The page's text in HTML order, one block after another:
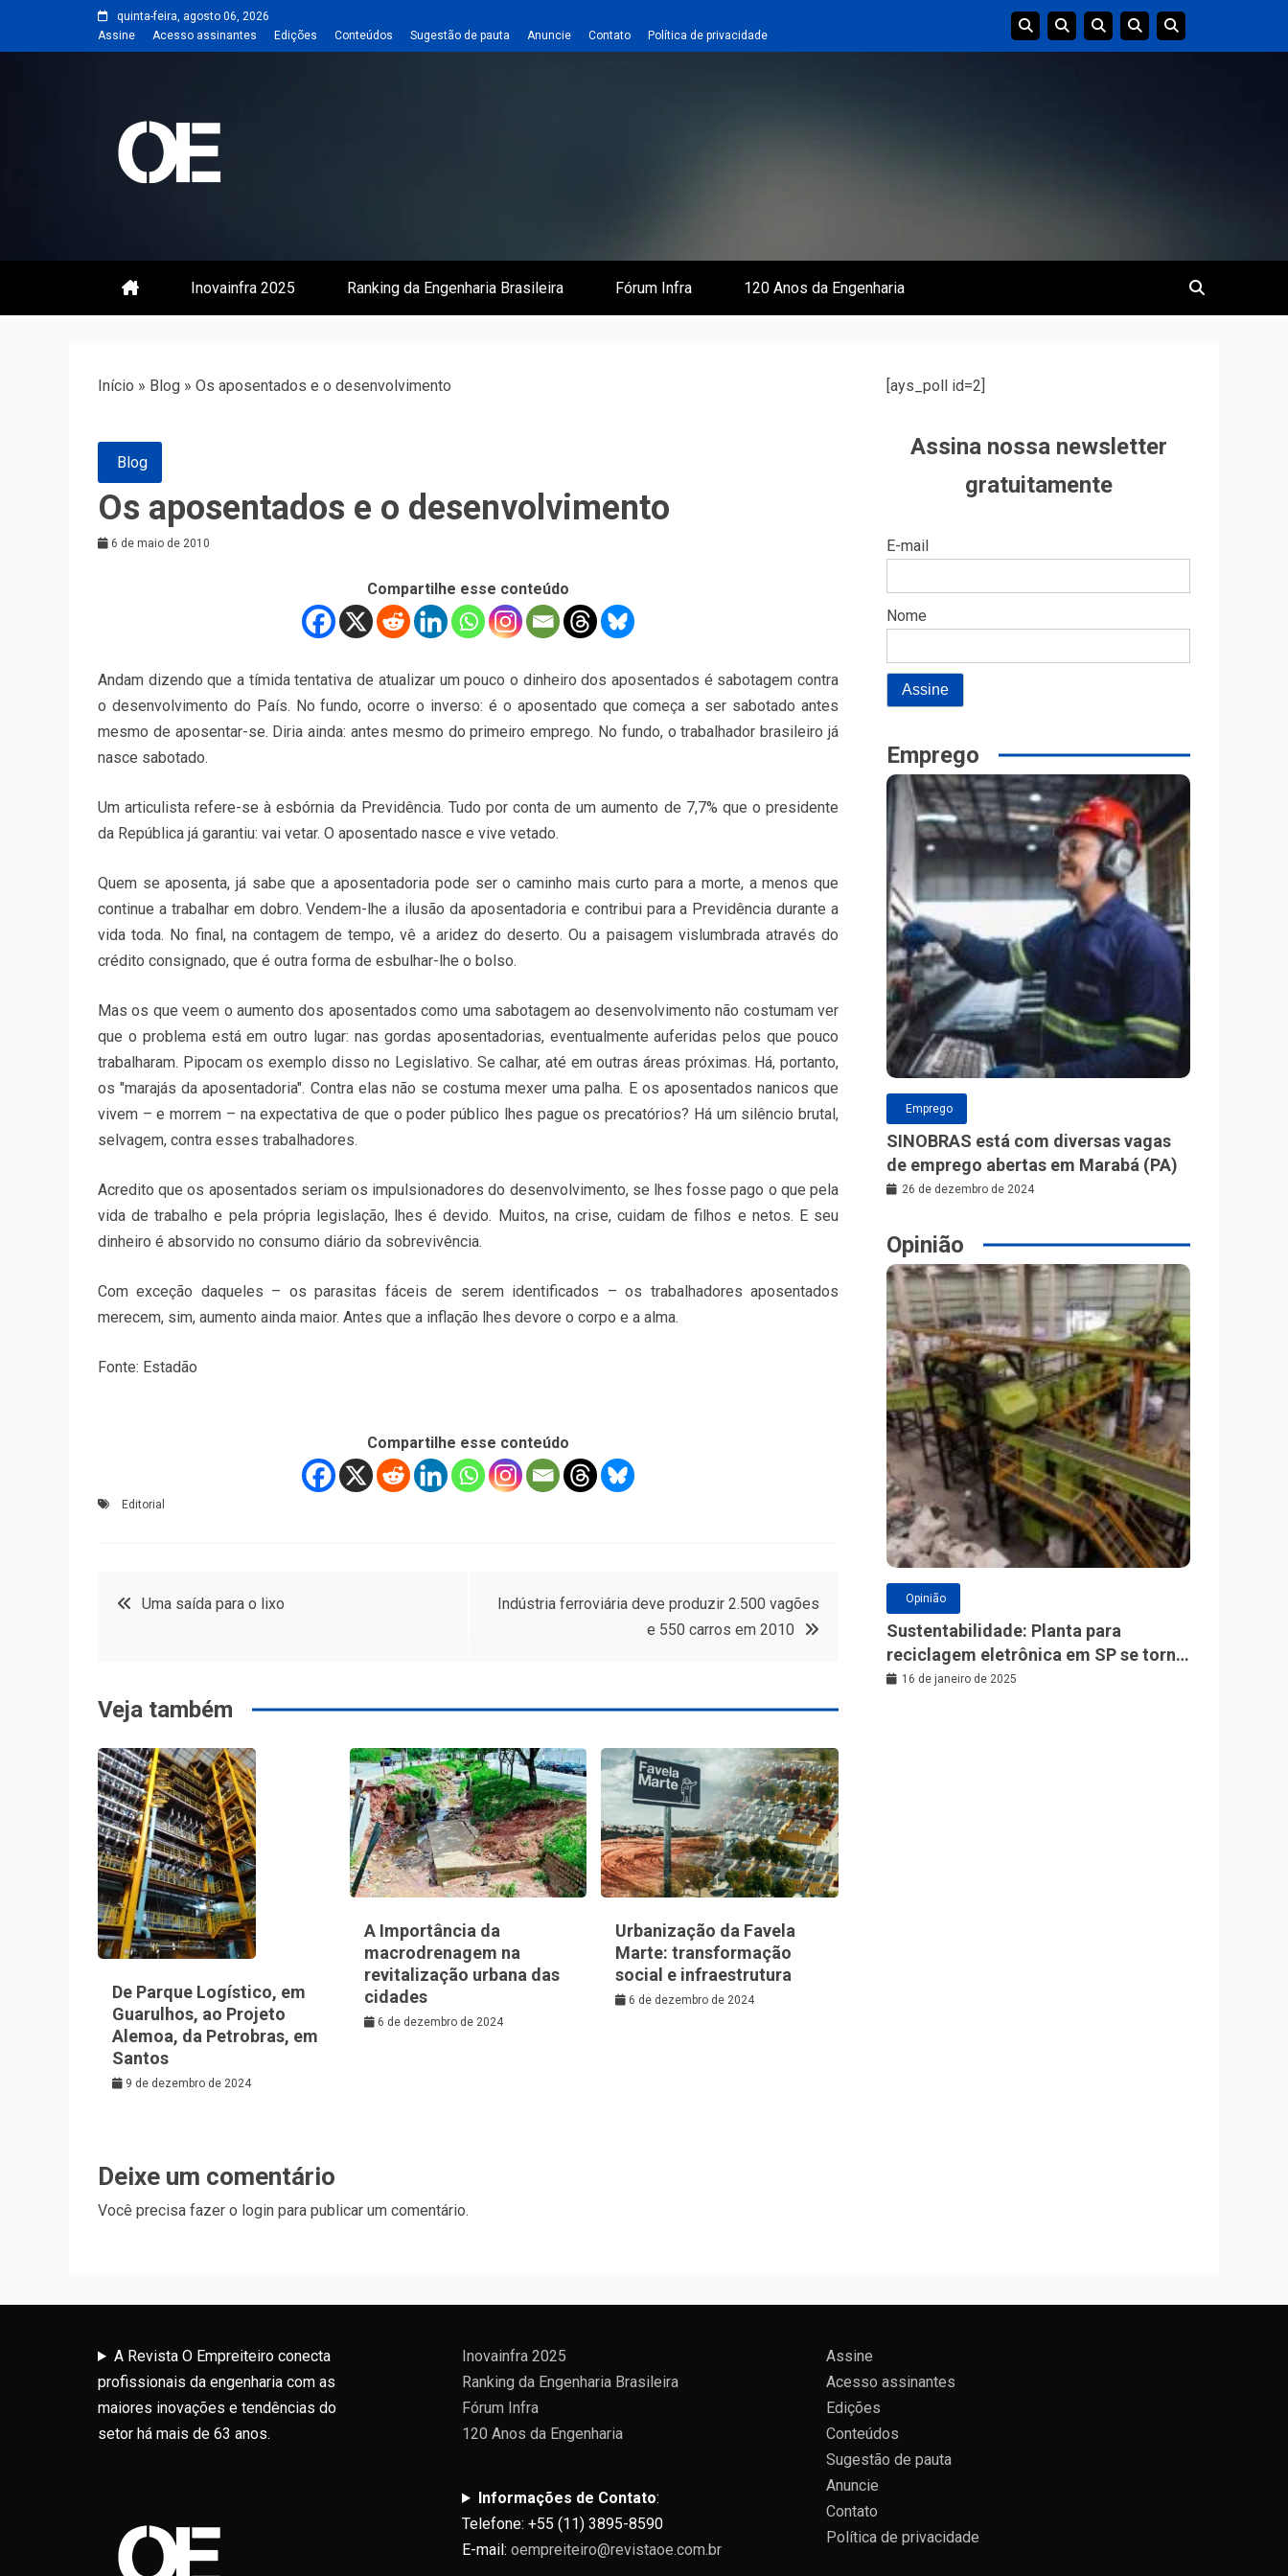
quinta-feira, agosto 06, 2026
Assine
Acesso assinantes Edições Conteúdos Sugestão de pauta Anuncie Contato Política de privacidade
Revista | O Empreiteiro
Inovainfra 2025 Ranking da Engenharia Brasileira Fórum Infra 120 Anos da Engenharia
Início » Blog » Os aposentados e o desenvolvimento
Blog
Os aposentados e o desenvolvimento
6 de maio de 2010
Compartilhe esse conteúdo
Andam dizendo que a tímida tentativa de atualizar um pouco o dinheiro dos aposentados é sabotagem contra
o desenvolvimento do País. No fundo, ocorre o inverso: é o aposentado que começa a ser sabotado antes
mesmo de aposentar-se. Diria ainda: antes mesmo do primeiro emprego. No fundo, o trabalhador brasileiro já
nasce sabotado.
Um articulista refere-se à esbórnia da Previdência. Tudo por conta de um aumento de 7,7% que o presidente
da República já garantiu: vai vetar. O aposentado nasce e vive vetado.
Quem se aposenta, já sabe que a aposentadoria pode ser o caminho mais curto para a morte, a menos que
continue a trabalhar em dobro. Vendem-lhe a ilusão da aposentadoria e contribui para a Previdência durante a
vida toda. No final, na contagem de tempo, vê a aridez do deserto. Ou a paisagem vislumbrada através do
crédito consignado, que é outra forma de esbulhar-lhe o bolso.
Mas os que veem o aumento dos aposentados como uma sabotagem ao desenvolvimento não costumam ver
que o problema está em outro lugar: nas gordas aposentadorias, eventualmente auferidas pelos que pouco
trabalharam. Pipocam os exemplo disso no Legislativo. Se calhar, até em outras áreas próximas. Há, portanto,
os "marajás da aposentadoria". Contra elas não se costuma mexer uma palha. E os aposentados nanicos que
vivem – e morrem – na expectativa de que o poder público lhes pague os precatórios? Há um silêncio brutal,
selvagem, contra esses trabalhadores.
Acredito que os aposentados seriam os impulsionadores do desenvolvimento, se lhes fosse pago o que pela
vida de trabalho e pela própria legislação, lhes é devido. Muitos, na crise, cuidam de filhos e netos. E seu
dinheiro é absorvido no consumo diário da sobrevivência.
Com exceção daqueles – os parasitas fáceis de serem identificados – os trabalhadores aposentados
merecem, sim, aumento ainda maior. Antes que a inflação lhes devore o corpo e a alma.
Fonte: Estadão
Compartilhe esse conteúdo
Editorial
Navegação
Post
Uma saída para o lixo
Indústria ferroviária deve produzir 2.500 vagões
e 550 carros em 2010
Veja também
De Parque Logístico, em
Guarulhos, ao Projeto
Alemoa, da Petrobras, em
Santos
9 de dezembro de 2024
A Importância da
macrodrenagem na
revitalização urbana das
cidades
6 de dezembro de 2024
Urbanização da Favela
Marte: transformação
social e infraestrutura
6 de dezembro de 2024
Deixe um comentário
Você precisa fazer o login para publicar um comentário.
[ays_poll id=2]
Assina nossa newsletter
gratuitamente
E-mail
Nome
Emprego
Emprego
SINOBRAS está com diversas vagas
de emprego abertas em Marabá (PA)
26 de dezembro de 2024
Opinião
Opinião
Sustentabilidade: Planta para
reciclagem eletrônica em SP se torna
a maior da América Latina
16 de janeiro de 2025
A Revista O Empreiteiro conecta
profissionais da engenharia com as
maiores inovações e tendências do
setor há mais de 63 anos.
Inovainfra 2025
Ranking da Engenharia Brasileira
Fórum Infra
120 Anos da Engenharia
Informações de Contato:
Telefone: +55 (11) 3895-8590
E-mail: oempreiteiro@revistaoe.com.br
Assine
Acesso assinantes
Edições
Conteúdos
Sugestão de pauta
Anuncie
Contato
Política de privacidade